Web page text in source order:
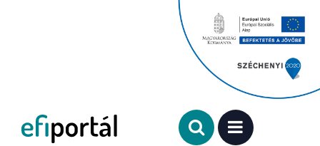
Keresendő szó:
MENÜ